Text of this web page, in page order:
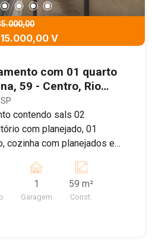
V
com 01 quarto
59 - Centro, Rio
contendo sals 02
com planejado, 01
cozinha com planejados e
1
Garagem
59 m²
Const.